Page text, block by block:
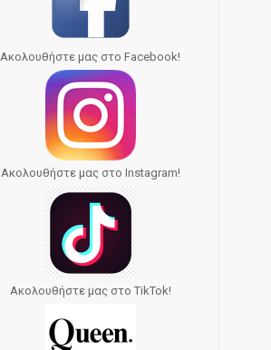
Ακολουθήστε μας στο Facebook!
Ακολουθήστε μας στο Instagram!
Ακολουθήστε μας στο TikTok!